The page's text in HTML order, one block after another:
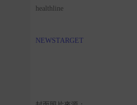
healthline
NEWSTARGET